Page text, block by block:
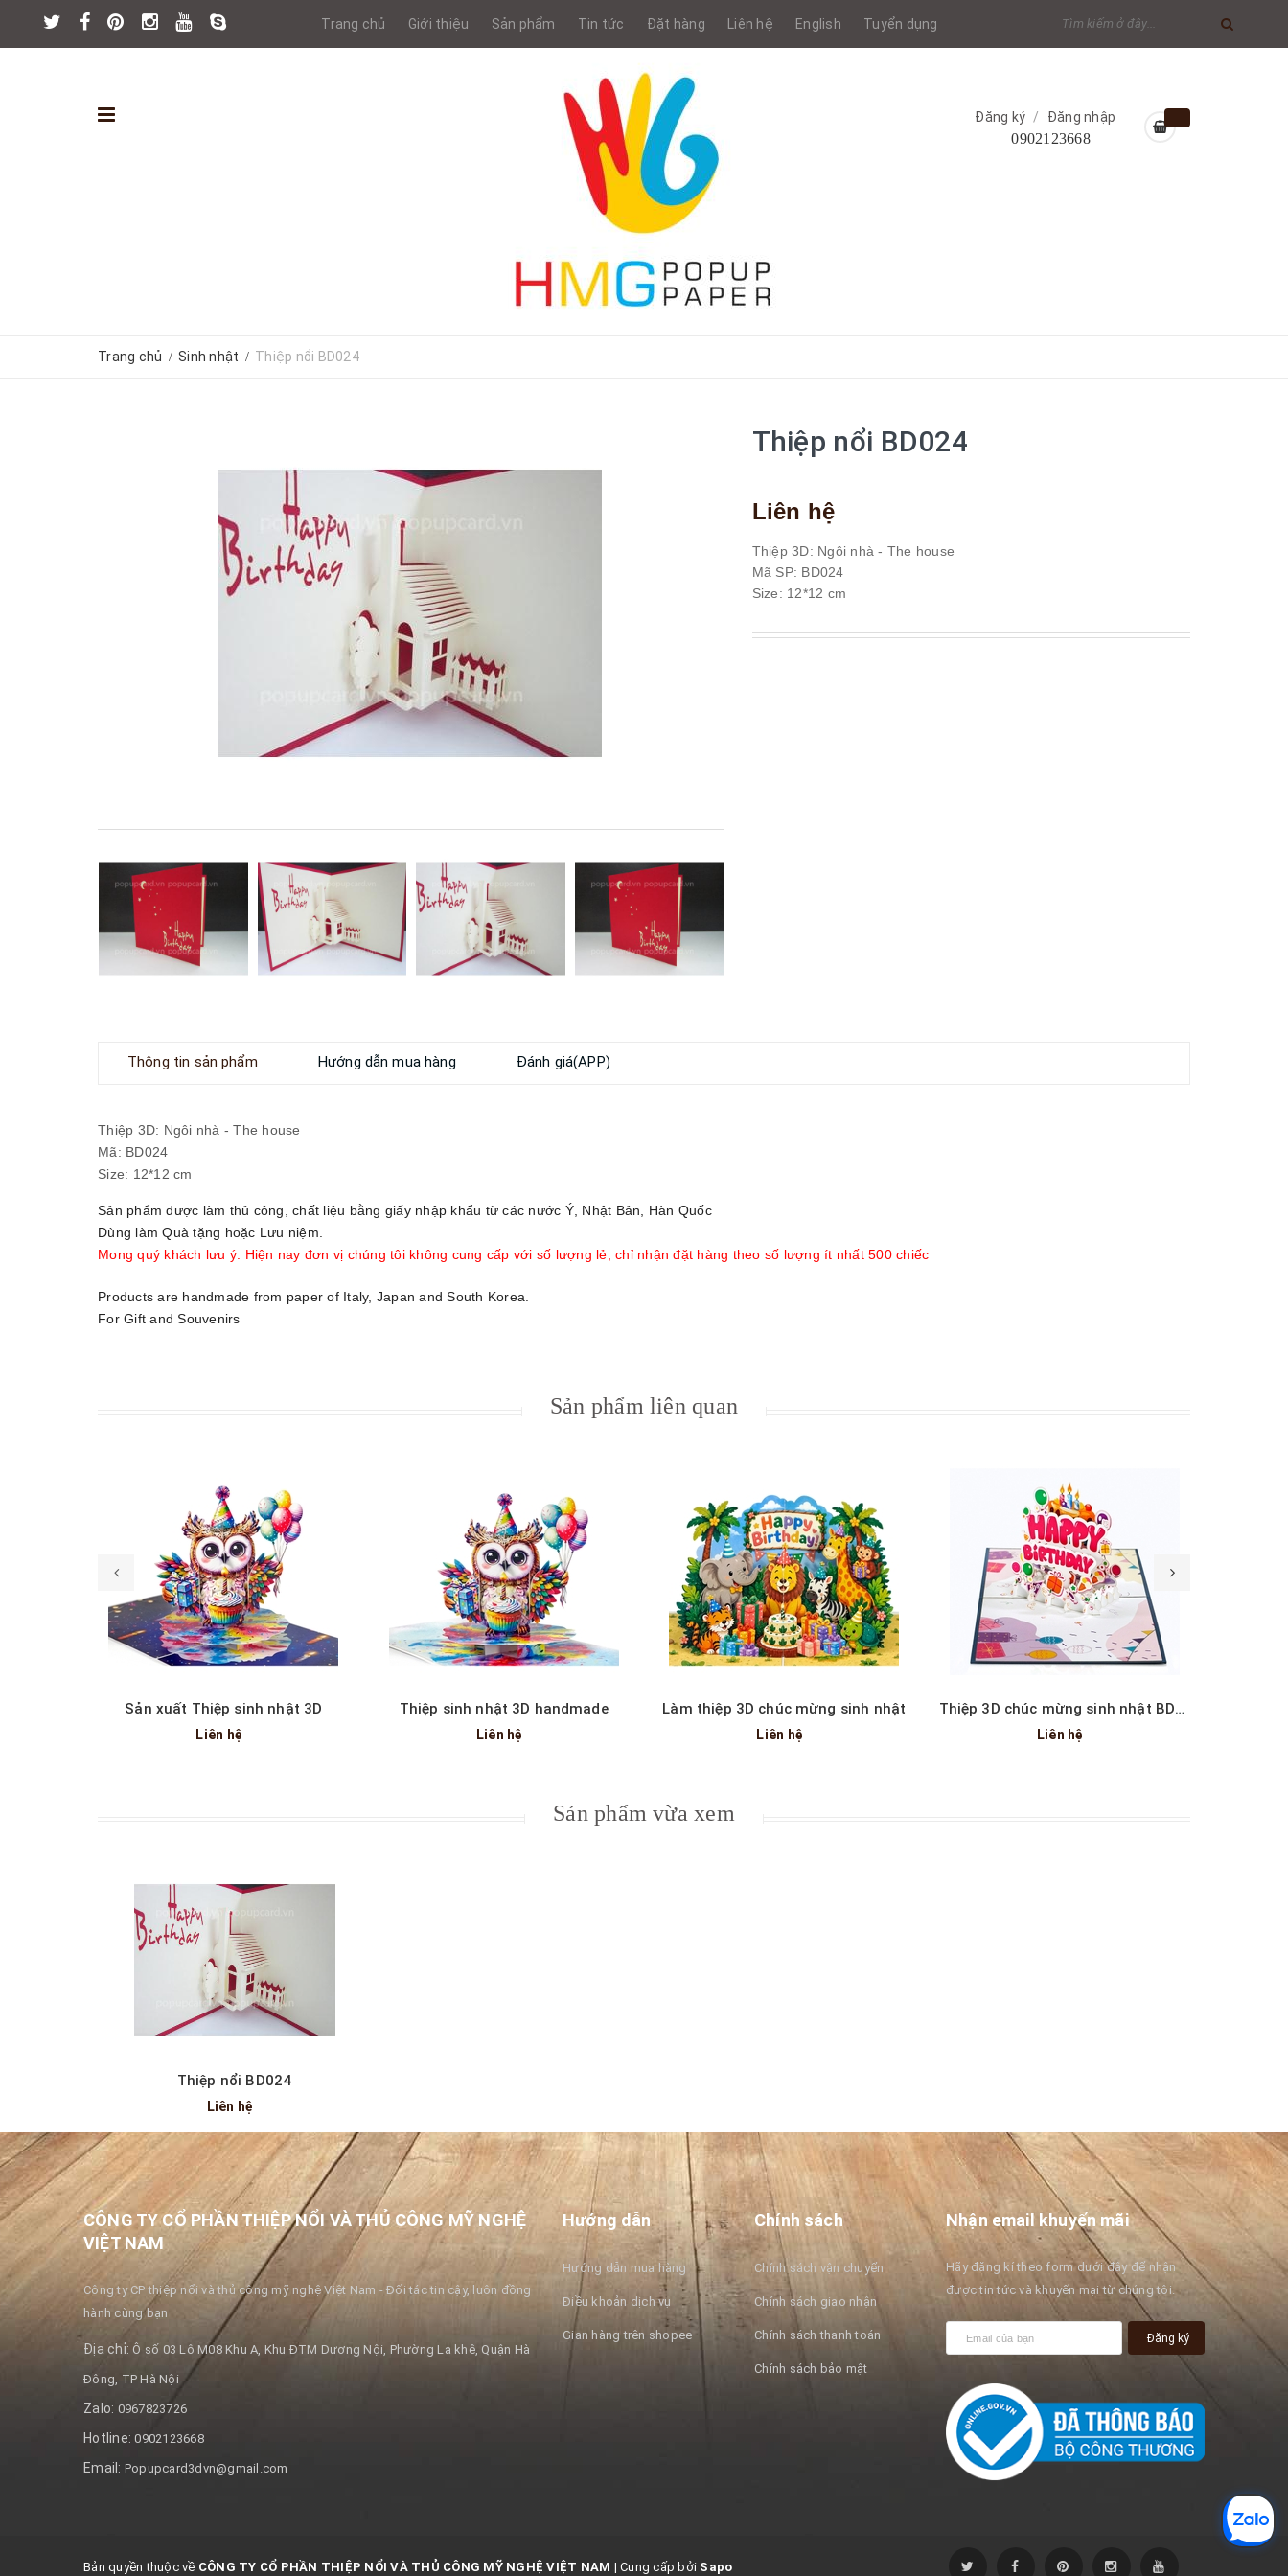
Trang chủ Giới thiệu Sản phẩm Tin tức Đặt hàng Liên hệ English Tuyển dụng
Đăng ký / Đăng nhập
0902123668
Trang chủ / Sinh nhật / Thiệp nổi BD024
Thiệp nổi BD024
Liên hệ
Thiệp 3D: Ngôi nhà - The house
Mã SP: BD024
Size: 12*12 cm
Thông tin sản phẩm Hướng dẫn mua hàng Đánh giá(APP)
Thiệp 3D: Ngôi nhà - The house
Mã: BD024
Size: 12*12 cm
Sản phẩm được làm thủ công, chất liệu bằng giấy nhập khẩu từ các nước Ý, Nhật Bản, Hàn Quốc
Dùng làm Quà tặng hoặc Lưu niệm.
Mong quý khách lưu ý: Hiện nay đơn vị chúng tôi không cung cấp với số lượng lẻ, chỉ nhận đặt hàng theo số lượng ít nhất 500 chiếc
Products are handmade from paper of Italy, Japan and South Korea.
For Gift and Souvenirs
Sản phẩm liên quan
Xem nhanh
Sản xuất Thiệp sinh nhật 3D
Liên hệ
Xem nhanh
Thiệp sinh nhật 3D handmade
Liên hệ
Xem nhanh
Làm thiệp 3D chúc mừng sinh nhật
Liên hệ
Xem nhanh
Thiệp 3D chúc mừng sinh nhật BD141
Liên hệ
Sản phẩm vừa xem
Thiệp nổi BD024
Liên hệ
CÔNG TY CỔ PHẦN THIỆP NỔI VÀ THỦ CÔNG MỸ NGHỆ
VIỆT NAM
Công ty CP thiệp nổi và thủ công mỹ nghệ Việt Nam - Đối tác tin cậy, luôn đồng
hành cùng bạn
Địa chỉ: Ô số 03 Lô M08 Khu A, Khu ĐTM Dương Nội, Phường La khê, Quận Hà
Đông, TP Hà Nội
Zalo: 0967823726
Hotline:0902123668
Email: Popupcard3dvn@gmail.com
Hướng dẫn
Hướng dẫn mua hàng
Điều khoản dịch vụ
Gian hàng trên shopee
Chính sách
Chính sách vận chuyển
Chính sách giao nhận
Chính sách thanh toán
Chính sách bảo mật
Nhận email khuyến mãi
Hãy đăng kí theo form dưới đây để nhận
được tin tức và khuyến mại từ chúng tôi.
Đăng ký
Bản quyền thuộc về CÔNG TY CỔ PHẦN THIỆP NỔI VÀ THỦ CÔNG MỸ NGHỆ VIỆT NAM | Cung cấp bởi Sapo